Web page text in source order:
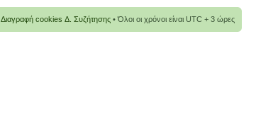
Διαγραφή cookies Δ. Συζήτησης • Όλοι οι χρόνοι είναι UTC + 3 ώρες